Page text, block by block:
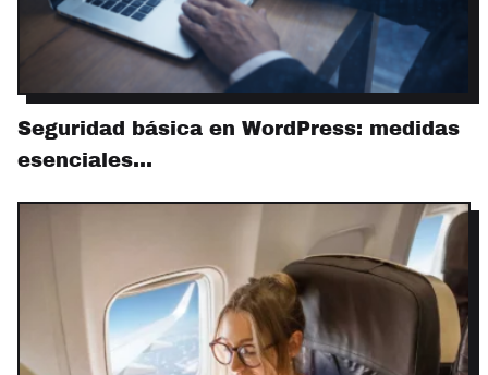
Seguridad básica en WordPress: medidas
esenciales…